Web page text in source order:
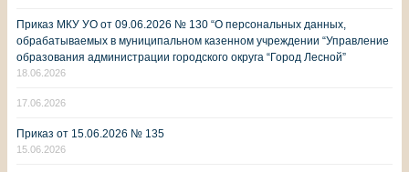
Приказ МКУ УО от 09.06.2026 № 130 “О персональных данных,
обрабатываемых в муниципальном казенном учреждении “Управление
образования администрации городского округа “Город Лесной”
18.06.2026
17.06.2026
Приказ от 15.06.2026 № 135
15.06.2026